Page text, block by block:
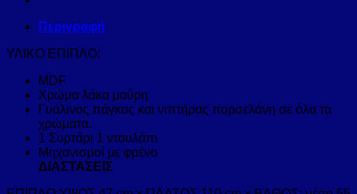
Περιγραφή
ΥΛΙΚΟ ΕΠΙΠΛΟ:
MDF
Χρώμα λάκα μαύρη
Γυάλινος πάγκος και νιπτήρας πορσελάνη σε όλα τα
χρώματα.
1 Συρτάρι 1 ντουλάπι
Μηχανισμοί με φρένο
ΔΙΑΣΤΑΣΕΙΣ